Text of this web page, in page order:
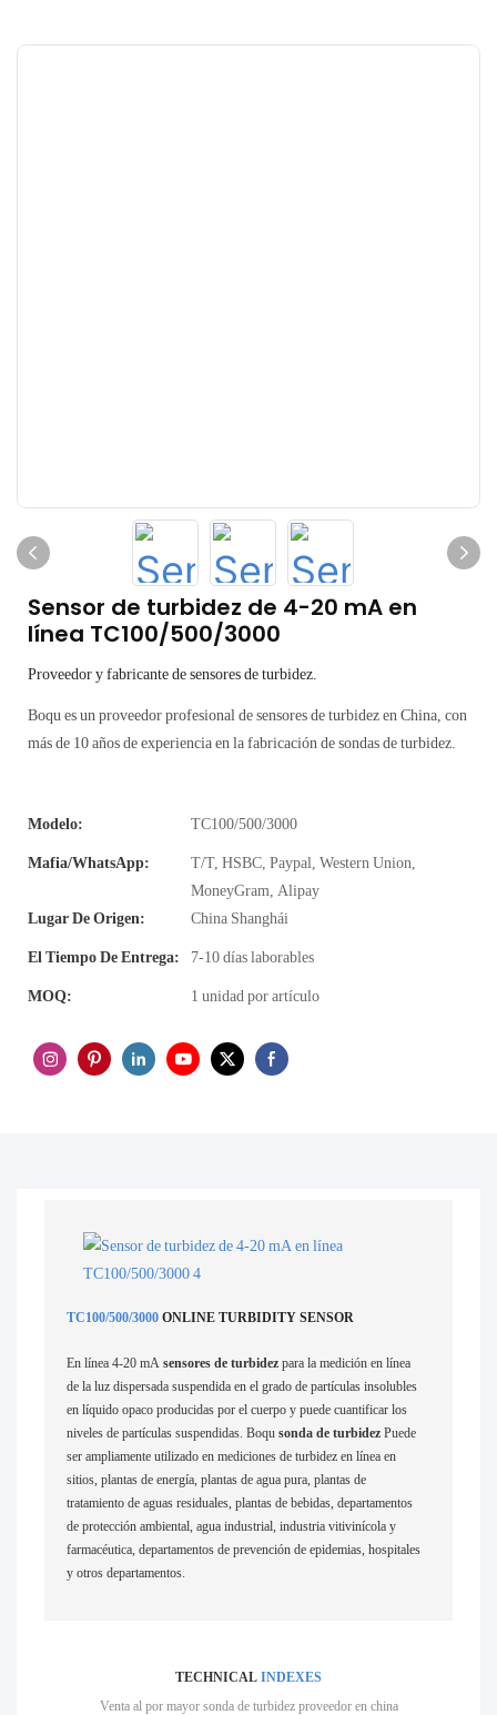
Sensor de turbidez de 4-20 mA en
línea TC100/500/3000
Proveedor y fabricante de sensores de turbidez.
Boqu es un proveedor profesional de sensores de turbidez en China, con
más de 10 años de experiencia en la fabricación de sondas de turbidez.
Modelo: TC100/500/3000
Mafia/WhatsApp:
T/T, HSBC, Paypal, Western Union,
MoneyGram, Alipay
Lugar De Origen:
China Shanghái
El Tiempo De Entrega: 7-10 días laborables
MOQ: 1 unidad por artículo
TC100/500/3000ONLINE TURBIDITY SENSOR
En línea 4-20 mAsensores de turbidezpara la medición en línea
de la luz dispersada suspendida en el grado de partículas insolubles
en líquido opaco producidas por el cuerpo y puede cuantificar los
niveles de partículas suspendidas. Boqusonda de turbidezPuede
ser ampliamente utilizado en mediciones de turbidez en línea en
sitios, plantas de energía, plantas de agua pura, plantas de
tratamiento de aguas residuales, plantas de bebidas, departamentos
de protección ambiental, agua industrial, industria vitivinícola y
farmacéutica, departamentos de prevención de epidemias, hospitales
y otros departamentos.
TECHNICAL INDEXES
Venta al por mayor sonda de turbidez proveedor en china